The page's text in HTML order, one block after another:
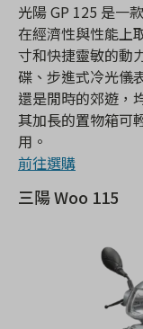
光陽 GP 125 是一
在經濟性與性能上
寸和快捷靈敏的動
碟、步進式冷光儀
還是閒時的郊遊，
其加長的置物箱可
用。
前往選購
三陽 Woo 115